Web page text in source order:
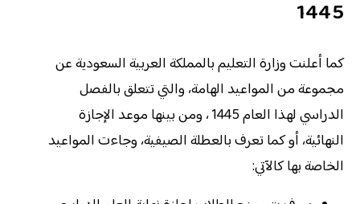
1445
كما أعلنت وزارة التعليم بالمملكة العربية السعودية عن
مجموعة من المواعيد الهامة، والتي تتعلق بالفصل
الدراسي لهذا العام 1445 ، ومن بينها موعد الإجازة
النهائية، أو كما تعرف بالعطلة الصيفية، وجاءت المواعيد
الخاصة بها كالآتي: